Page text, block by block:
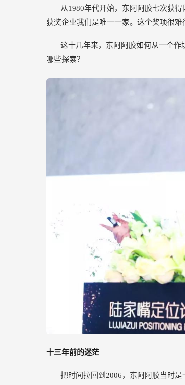
从1980年代开始，东阿阿胶七次获
获奖企业我们是唯一一家。这个奖项很
这十几年来，东阿阿胶如何从一个
哪些探索？
十三年前的迷茫
把时间拉回到2006，东阿阿胶当时